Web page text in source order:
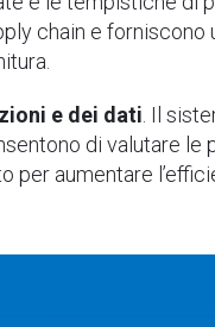
chain e forniscono
e dei dati . Il
di valutare le
aumentare